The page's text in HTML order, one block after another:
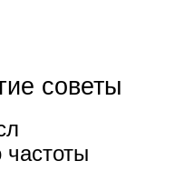
советы
частоты